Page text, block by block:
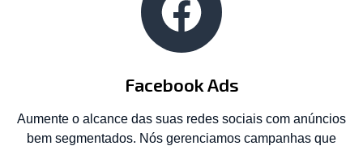
Facebook Ads
Aumente o alcance das suas redes sociais com anúncios
bem segmentados. Nós gerenciamos campanhas que